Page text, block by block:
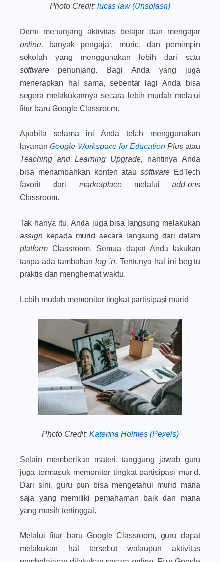
Photo Credit: lucas law (Unsplash)
Demi menunjang aktivitas belajar dan mengajar
online,
banyak pengajar, murid, dan pemimpin
sekolah yang menggunakan lebih dari satu
software penunjang. Bagi Anda yang juga
menerapkan hal sama, sebentar lagi Anda bisa
segera melakukannya secara lebih mudah melalui
fitur baru Google Classroom.
Apabila selama ini Anda telah menggunakan
layananGoogle Workspace for Education Plusatau
Teaching and Learning Upgrade, nantinya Anda
bisa menambahkan konten atausoftware EdTech
favorit dari marketplace melalui add-ons
Classroom.
Tak hanya itu, Anda juga bisa langsung melakukan
assign kepada murid secara langsung dari dalam
platformClassroom. Semua dapat Anda lakukan
tanpa ada tambahanlog in. Tentunya hal ini begitu
praktis dan menghemat waktu.
Lebih mudah memonitor tingkat partisipasi murid
Photo Credit: Katerina Holmes (Pexels)
Selain memberikan materi, tanggung jawab guru
juga termasuk memonitor tingkat partisipasi murid.
Dari sini, guru pun bisa mengetahui murid mana
saja yang memiliki pemahaman baik dan mana
yang masih tertinggal.
Melalui fitur baru Google Classroom, guru dapat
melakukan hal tersebut walaupun aktivitas